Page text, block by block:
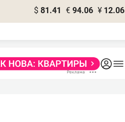
$ 81.41 € 94.06 ¥ 12.06